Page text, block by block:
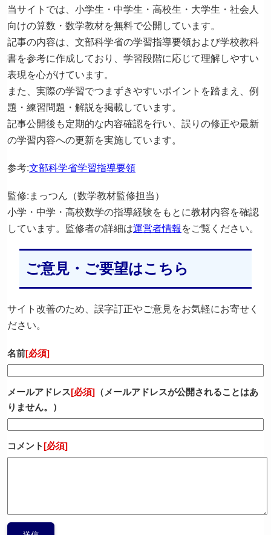
当サイトでは、小学生・中学生・高校生・大学生・社会人
向けの算数・数学教材を無料で公開しています。
記事の内容は、文部科学省の学習指導要領および学校教科
書を参考に作成しており、学習段階に応じて理解しやすい
表現を心がけています。
また、実際の学習でつまずきやすいポイントを踏まえ、例
題・練習問題・解説を掲載しています。
記事公開後も定期的な内容確認を行い、誤りの修正や最新
の学習内容への更新を実施しています。
参考:文部科学省学習指導要領
監修:まっつん（数学教材監修担当）
小学・中学・高校数学の指導経験をもとに教材内容を確認
しています。監修者の詳細は運営者情報 をご覧ください。
ご意見・ご要望はこちら
サイト改善のため、誤字訂正やご意見をお気軽にお寄せく
ださい。
名前[必須]
メールアドレス[必須] （メールアドレスが公開されることはあ
りません。）
コメント[必須]